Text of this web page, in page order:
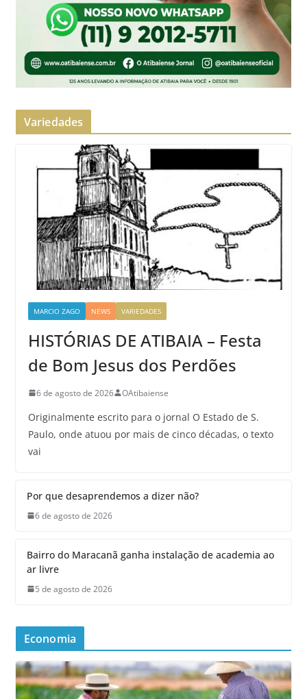
Variedades
MARCIO ZAGO NEWS VARIEDADES
HISTÓRIAS DE ATIBAIA – Festa
de Bom Jesus dos Perdões
6 de agosto de 2026 OAtibaiense
Originalmente escrito para o jornal O Estado de S.
Paulo, onde atuou por mais de cinco décadas, o texto
vai
Por que desaprendemos a dizer não?
6 de agosto de 2026
Bairro do Maracanã ganha instalação de academia ao
ar livre
5 de agosto de 2026
Economia